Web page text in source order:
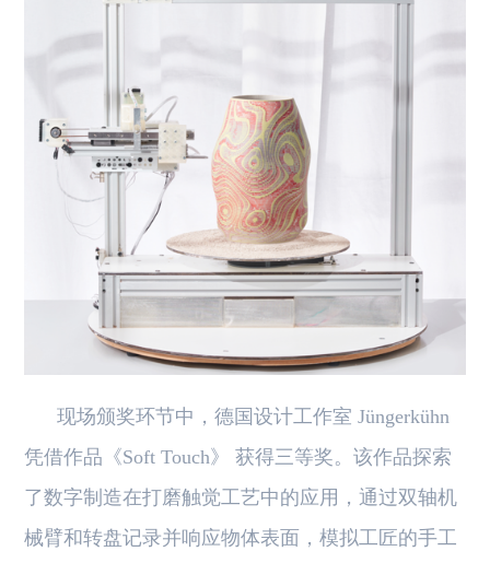
现场颁奖环节中，德国设计工作室 Jüngerkühn
凭借作品《Soft Touch》 获得三等奖。该作品探索
了数字制造在打磨触觉工艺中的应用，通过双轴机
械臂和转盘记录并响应物体表面，模拟工匠的手工